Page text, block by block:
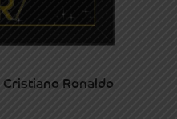
Ronaldo